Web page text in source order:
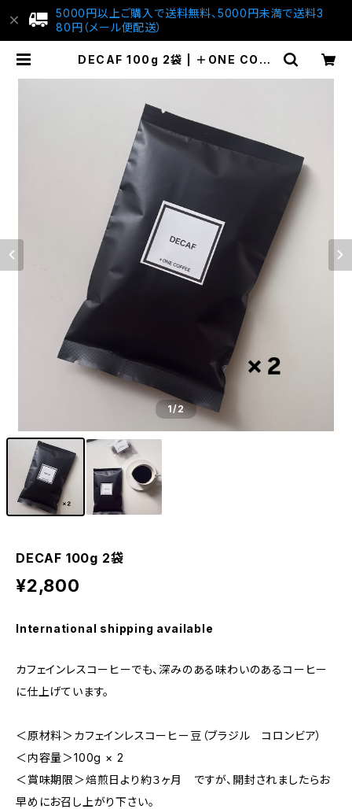
5000円以上ご購入で送料無料、5000円未満で送料3
80円（メール便配送）
DECAF 100g 2袋 | ＋ONE COFF
1/2
DECAF 100g 2袋
¥2,800
International shipping available
カフェインレスコーヒーでも、深みのある味わいのあるコーヒー
に仕上げています。
＜原材料＞カフェインレスコーヒー豆（ブラジル コロンビア）
＜内容量＞100g × 2
＜賞味期限＞焙煎日より約３ヶ月 ですが、開封されましたらお
早めにお召し上がり下さい。